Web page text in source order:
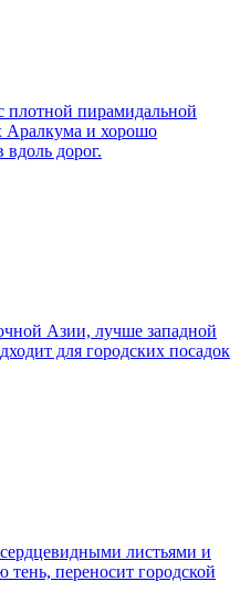
плотной пирамидальной
Аралкума и хорошо
вдоль дорог.
Азии, лучше западной
для городских посадок
листьями и
переносит городской